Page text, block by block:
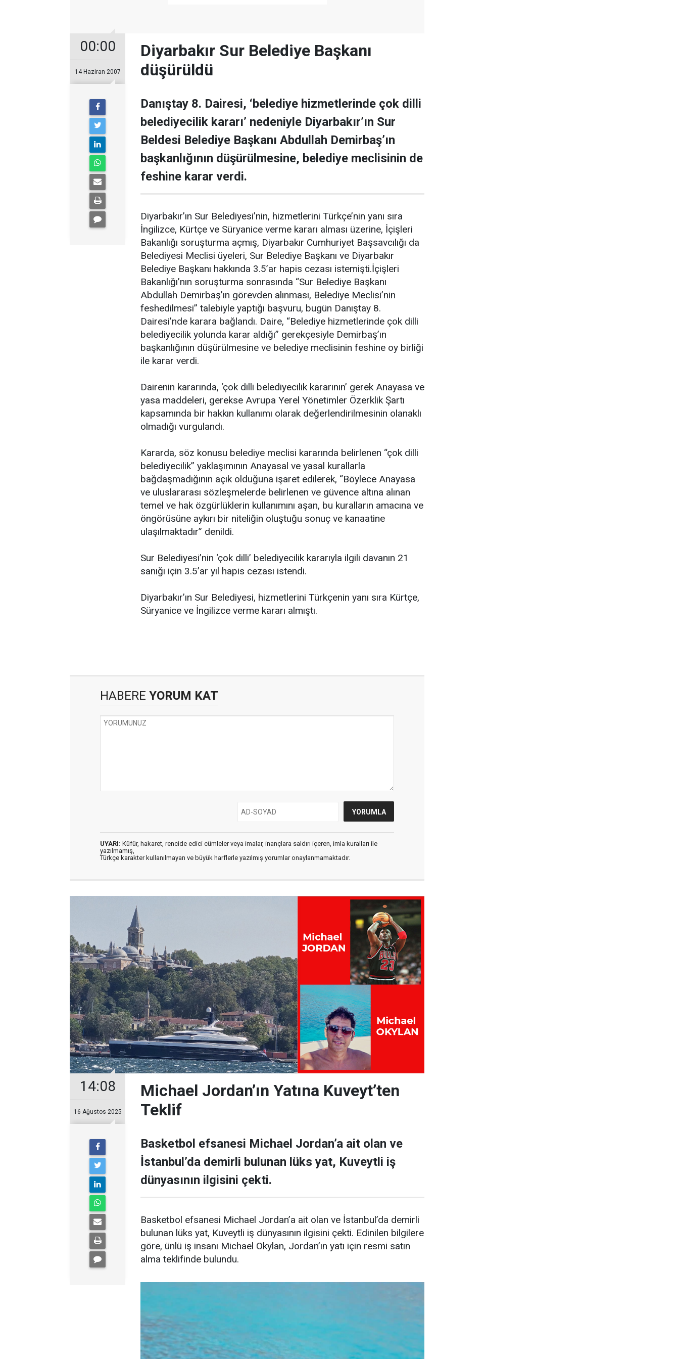
00:00
14 Haziran 2007
Diyarbakır Sur Belediye Başkanı
düşürüldü
Danıştay 8. Dairesi, ‘belediye hizmetlerinde çok dilli
belediyecilik kararı’ nedeniyle Diyarbakır’ın Sur
Beldesi Belediye Başkanı Abdullah Demirbaş’ın
başkanlığının düşürülmesine, belediye meclisinin de
feshine karar verdi.
Diyarbakır’ın Sur Belediyesi’nin, hizmetlerini Türkçe’nin yanı sıra
İngilizce, Kürtçe ve Süryanice verme kararı alması üzerine, İçişleri
Bakanlığı soruşturma açmış, Diyarbakır Cumhuriyet Başsavcılığı da
Belediyesi Meclisi üyeleri, Sur Belediye Başkanı ve Diyarbakır
Belediye Başkanı hakkında 3.5’ar hapis cezası istemişti.İçişleri
Bakanlığı’nın soruşturma sonrasında “Sur Belediye Başkanı
Abdullah Demirbaş’ın görevden alınması, Belediye Meclisi’nin
feshedilmesi” talebiyle yaptığı başvuru, bugün Danıştay 8.
Dairesi’nde karara bağlandı. Daire, “Belediye hizmetlerinde çok dilli
belediyecilik yolunda karar aldığı” gerekçesiyle Demirbaş’ın
başkanlığının düşürülmesine ve belediye meclisinin feshine oy birliği
ile karar verdi.
Dairenin kararında, ‘çok dilli belediyecilik kararının’ gerek Anayasa ve
yasa maddeleri, gerekse Avrupa Yerel Yönetimler Özerklik Şartı
kapsamında bir hakkın kullanımı olarak değerlendirilmesinin olanaklı
olmadığı vurgulandı.
Kararda, söz konusu belediye meclisi kararında belirlenen “çok dilli
belediyecilik” yaklaşımının Anayasal ve yasal kurallarla
bağdaşmadığının açık olduğuna işaret edilerek, “Böylece Anayasa
ve uluslararası sözleşmelerde belirlenen ve güvence altına alınan
temel ve hak özgürlüklerin kullanımını aşan, bu kuralların amacına ve
öngörüsüne aykırı bir niteliğin oluştuğu sonuç ve kanaatine
ulaşılmaktadır” denildi.
Sur Belediyesi’nin ‘çok dilli’ belediyecilik kararıyla ilgili davanın 21
sanığı için 3.5’ar yıl hapis cezası istendi.
Diyarbakır’ın Sur Belediyesi, hizmetlerini Türkçenin yanı sıra Kürtçe,
Süryanice ve İngilizce verme kararı almıştı.
HABERE YORUM KAT
UYARI: Küfür, hakaret, rencide edici cümleler veya imalar, inançlara saldırı içeren, imla kuralları ile
yazılmamış,
Türkçe karakter kullanılmayan ve büyük harflerle yazılmış yorumlar onaylanmamaktadır.
14:08
16 Ağustos 2025
Michael Jordan’ın Yatına Kuveyt’ten
Teklif
Basketbol efsanesi Michael Jordan’a ait olan ve
İstanbul’da demirli bulunan lüks yat, Kuveytli iş
dünyasının ilgisini çekti.
Basketbol efsanesi Michael Jordan’a ait olan ve İstanbul’da demirli
bulunan lüks yat, Kuveytli iş dünyasının ilgisini çekti. Edinilen bilgilere
göre, ünlü iş insanı Michael Okylan, Jordan’ın yatı için resmi satın
alma teklifinde bulundu.